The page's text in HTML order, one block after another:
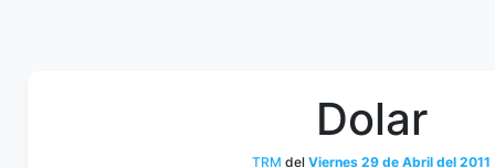
Dolar
TRM del Viernes 29 de Abril del 2011